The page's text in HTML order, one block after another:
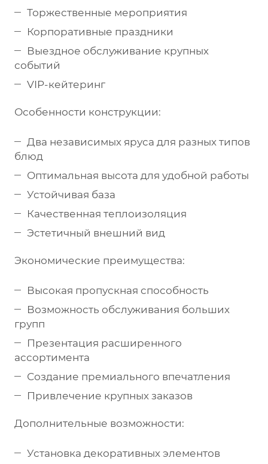
Торжественные мероприятия
Корпоративные праздники
Выездное обслуживание крупных
событий
VIP-кейтеринг
Особенности конструкции:
Два независимых яруса для разных типов
блюд
Оптимальная высота для удобной работы
Устойчивая база
Качественная теплоизоляция
Эстетичный внешний вид
Экономические преимущества:
Высокая пропускная способность
Возможность обслуживания больших
групп
Презентация расширенного
ассортимента
Создание премиального впечатления
Привлечение крупных заказов
Дополнительные возможности:
Установка декоративных элементов